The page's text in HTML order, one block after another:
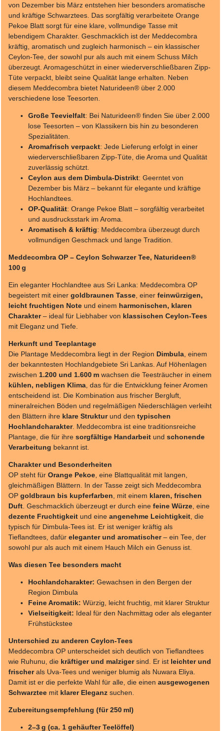
von Dezember bis März entstehen hier besonders aromatische
und kräftige Schwarztees. Das sorgfältig verarbeitete Orange
Pekoe Blatt sorgt für eine klare, vollmundige Tasse mit
lebendigem Charakter. Geschmacklich ist der Meddecombra
kräftig, aromatisch und zugleich harmonisch – ein klassischer
Ceylon-Tee, der sowohl pur als auch mit einem Schuss Milch
überzeugt. Aromageschützt in einer wiederverschließbaren Zipp-
Tüte verpackt, bleibt seine Qualität lange erhalten. Neben
diesem Meddecombra bietet Naturideen® über 2.000
verschiedene lose Teesorten.
Große Teevielfalt: Bei Naturideen® finden Sie über 2.000
lose Teesorten – von Klassikern bis hin zu besonderen
Spezialitäten.
Aromafrisch verpackt: Jede Lieferung erfolgt in einer
wiederverschließbaren Zipp-Tüte, die Aroma und Qualität
zuverlässig schützt.
Ceylon aus dem Dimbula-Distrikt: Geerntet von
Dezember bis März – bekannt für elegante und kräftige
Hochlandtees.
OP-Qualität: Orange Pekoe Blatt – sorgfältig verarbeitet
und ausdrucksstark im Aroma.
Aromatisch & kräftig: Meddecombra überzeugt durch
vollmundigen Geschmack und lange Tradition.
Meddecombra OP – Ceylon Schwarzer Tee, Naturideen®
100 g
Ein eleganter Hochlandtee aus Sri Lanka: Meddecombra OP
begeistert mit einer goldbraunen Tasse , einer feinwürzigen,
leicht fruchtigen Note und einem harmonischen, klaren
Charakter– ideal für Liebhaber von klassischen Ceylon-Tees
mit Eleganz und Tiefe.
Herkunft und Teeplantage
Die Plantage Meddecombra liegt in der Region Dimbula , einem
der bekanntesten Hochlandgebiete Sri Lankas. Auf Höhenlagen
zwischen 1.200 und 1.600 m wachsen die Teesträucher in einem
kühlen, nebligen Klima , das für die Entwicklung feiner Aromen
entscheidend ist. Die Kombination aus frischer Bergluft,
mineralreichen Böden und regelmäßigen Niederschlägen verleiht
den Blättern ihre klare Strukturund den typischen
Hochlandcharakter. Meddecombra ist eine traditionsreiche
Plantage, die für ihre sorgfältige Handarbeit und schonende
Verarbeitung bekannt ist.
Charakter und Besonderheiten
OP steht für Orange Pekoe , eine Blattqualität mit langen,
gleichmäßigen Blättern. In der Tasse zeigt sich Meddecombra
OP goldbraun bis kupferfarben , mit einem klaren, frischen
Duft . Geschmacklich überzeugt er durch eine feine Würze , eine
dezente Fruchtigkeit und eine angenehme Leichtigkeit , die
typisch für Dimbula-Tees ist. Er ist weniger kräftig als
Tieflandtees, dafür eleganter und aromatischer– ein Tee, der
sowohl pur als auch mit einem Hauch Milch ein Genuss ist.
Was diesen Tee besonders macht
Hochlandcharakter: Gewachsen in den Bergen der
Region Dimbula
Feine Aromatik: Würzig, leicht fruchtig, mit klarer Struktur
Vielseitigkeit: Ideal für den Nachmittag oder als eleganter
Frühstückstee
Unterschied zu anderen Ceylon-Tees
Meddecombra OP unterscheidet sich deutlich von Tieflandtees
wie Ruhunu, die kräftiger und malzigersind. Er ist leichter und
frischerals Uva-Tees und weniger blumig als Nuwara Eliya.
Damit ist er die perfekte Wahl für alle, die einen ausgewogenen
Schwarztee mit klarer Eleganz suchen.
Zubereitungsempfehlung (für 250 ml)
2–3 g (ca. 1 gehäufter Teelöffel)